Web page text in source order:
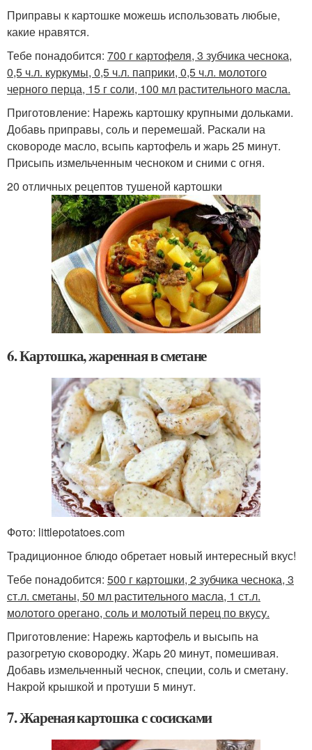
Приправы к картошке можешь использовать любые,
какие нравятся.
Тебе понадобится: 700 г картофеля, 3 зубчика чеснока,
0,5 ч.л. куркумы, 0,5 ч.л. паприки, 0,5 ч.л. молотого
черного перца, 15 г соли, 100 мл растительного масла.
Приготовление: Нарежь картошку крупными дольками.
Добавь приправы, соль и перемешай. Раскали на
сковороде масло, всыпь картофель и жарь 25 минут.
Присыпь измельченным чесноком и сними с огня.
20 отличных рецептов тушеной картошки
6. Картошка, жаренная в сметане
Фото: littlepotatoes.com
Традиционное блюдо обретает новый интересный вкус!
Тебе понадобится: 500 г картошки, 2 зубчика чеснока, 3
ст.л. сметаны, 50 мл растительного масла, 1 ст.л.
молотого орегано, соль и молотый перец по вкусу.
Приготовление: Нарежь картофель и высыпь на
разогретую сковородку. Жарь 20 минут, помешивая.
Добавь измельченный чеснок, специи, соль и сметану.
Накрой крышкой и протуши 5 минут.
7. Жареная картошка с сосисками